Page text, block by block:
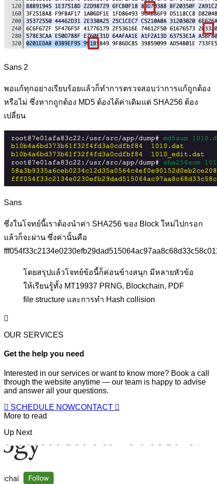
Sans 2
พอแก้ทุกอย่างเรียบร้อยแล้วก็ทำการตรวจสอบว่าการแก้ถูกต้อง
หรือไม่ ซึ่งหากถูกต้อง MD5 ต้องได้ค่าเดิมแต่ SHA256 ต้อง
เปลี่ยน
Sans
ซึ่งในโจทย์นี้เราต้องนำค่า SHA256 ของ Block ใหม่ไปกรอก
แล้วก็จะผ่าน ซึ่งค่านั้นคือ
โดยสรุปแล้วโจทย์ข้อนี้ก็ค่อนข้างสนุก มีหลายหัวข้อ
ให้เรียนรู้ทั้ง MT19937 PRNG, Blockchain, PDF
file structure และการทำ Hash collision
OUR SERVICES
Get the help you need
Interested in our services or want to know more? Book a call
through the website anytime — our team is happy to advise
and answer all your questions.
SCHEDULE NOWCONTACT
More to read
Up Next